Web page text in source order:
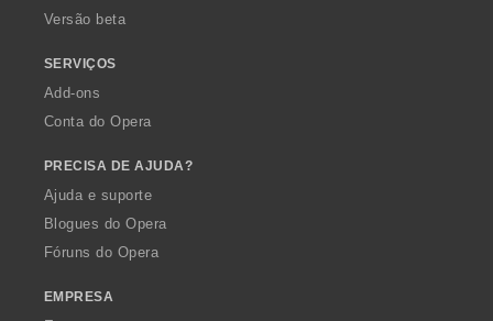
Versão beta
SERVIÇOS
Add-ons
Conta do Opera
PRECISA DE AJUDA?
Ajuda e suporte
Blogues do Opera
Fóruns do Opera
EMPRESA